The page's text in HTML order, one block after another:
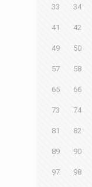
33 34
41 42
49 50
57 58
65 66
73 74
81 82
89 90
97 98